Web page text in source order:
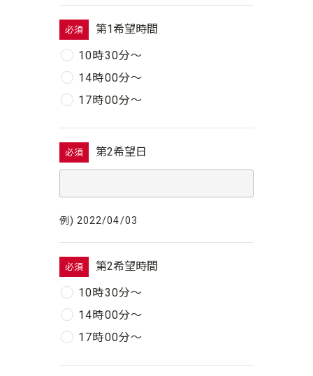
必須
第1希望時間
10時30分〜
14時00分〜
17時00分〜
必須 第2希望日
例) 2022/04/03
必須
第2希望時間
10時30分〜
14時00分〜
17時00分〜